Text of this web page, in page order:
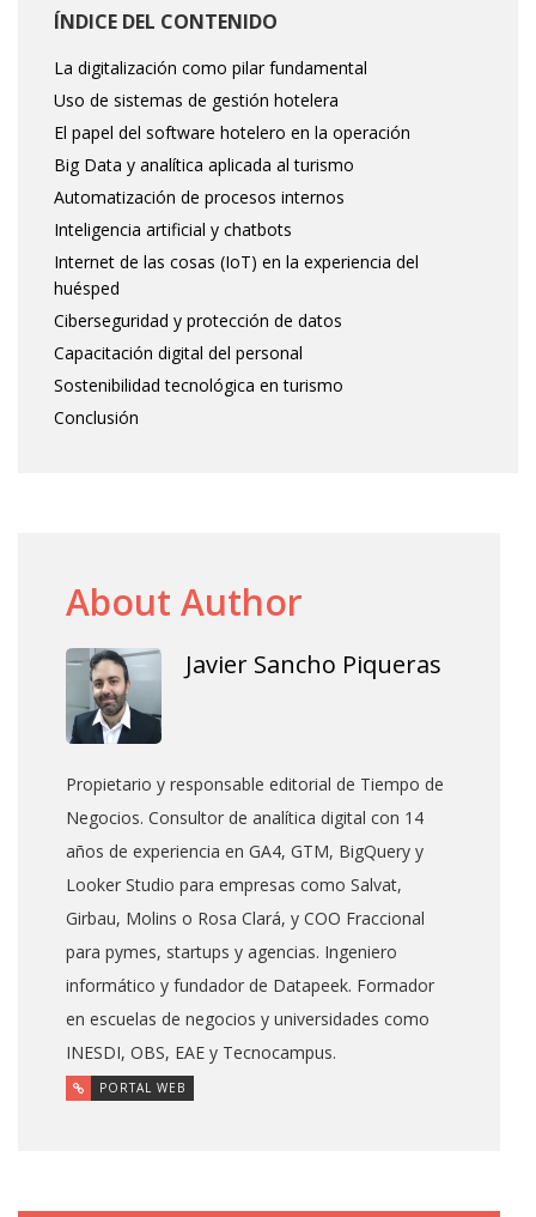
ÍNDICE DEL CONTENIDO
La digitalización como pilar fundamental
Uso de sistemas de gestión hotelera
El papel del software hotelero en la operación
Big Data y analítica aplicada al turismo
Automatización de procesos internos
Inteligencia artificial y chatbots
Internet de las cosas (IoT) en la experiencia del
huésped
Ciberseguridad y protección de datos
Capacitación digital del personal
Sostenibilidad tecnológica en turismo
Conclusión
About Author
Javier Sancho Piqueras
Propietario y responsable editorial de Tiempo de
Negocios. Consultor de analítica digital con 14
años de experiencia en GA4, GTM, BigQuery y
Looker Studio para empresas como Salvat,
Girbau, Molins o Rosa Clará, y COO Fraccional
para pymes, startups y agencias. Ingeniero
informático y fundador de Datapeek. Formador
en escuelas de negocios y universidades como
INESDI, OBS, EAE y Tecnocampus.
PORTAL WEB